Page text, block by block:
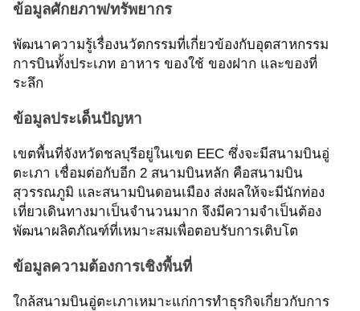
ข้อมูลศักยภาพ/ทรัพยากร
พัฒนาความรู้เรื่องนวัตกรรมที่เกี่ยวข้องกับอุตสาหกรรม
การบินทั้งประเภท อาหาร ของใช้ ของฝาก และของที่
ระลึก
ข้อมูลประเด็นปัญหา
เขตพื้นที่จังหวัดชลบุรีอยู่ในเขต EEC ซึ่งจะมีสนามบินอู่
ตะเภา เชื่อมต่อกับอีก 2 สนามบินหลัก คือสนามบิน
สุวรรณภูมิ และสนามบินดอนเมือง ส่งผลให้จะมีนักท่อง
เที่ยวเดินทางมาเป็นจำนวนมาก จึงมีความจำเป็นต้อง
พัฒนาผลิตภัณฑ์ที่เหมาะสมเพื่อตอบรับการเติบโต
ข้อมูลความต้องการเชิงพื้นที่
ใกล้สนามบินอู่ตะเภาเหมาะแก่การทำธุรกิจเกี่ยวกับการ